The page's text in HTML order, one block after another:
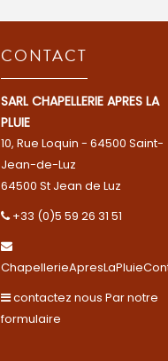
CONTACT
SARL CHAPELLERIE APRES LA
PLUIE
10, Rue Loquin - 64500 Saint-
Jean-de-Luz
64500 St Jean de Luz
+33 (0)5 59 26 31 51
contactez nous Par notre
formulaire